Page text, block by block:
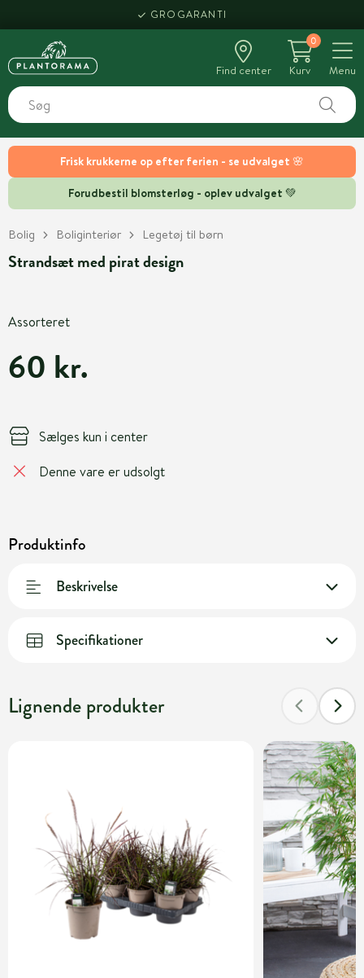
Frisk krukkerne op efter ferien - se udvalget 🌸
Forudbestil blomsterløg - oplev udvalget 💚
GROGARANTI
Find center
0
Kurv
Menu
Bolig Boliginteriør Legetøj til børn
Strandsæt med pirat design
Assorteret
60 kr.
Sælges kun i center
Denne vare er udsolgt
Produktinfo
Beskrivelse
Specifikationer
Lignende produkter